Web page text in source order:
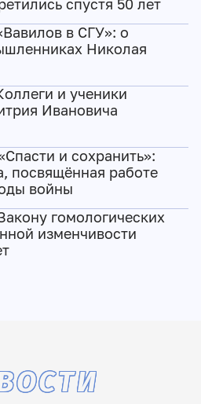
спустя 50 лет
в СГУ»: о
Николая
и ученики
Ивановича
и сохранить»:
посвящённая работе
войны
гомологических
изменчивости